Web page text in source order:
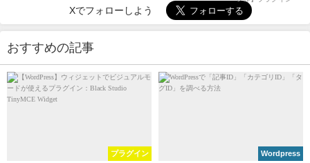
Xでフォローしよう
おすすめの記事
プラグイン Wordpress